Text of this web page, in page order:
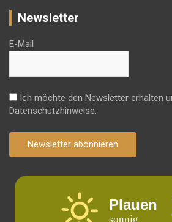
Newsletter
E-Mail
Ich möchte den Newsletter erhalten
Datenschutzhinweise.
Newsletter abonnieren
Plauen
sonnig